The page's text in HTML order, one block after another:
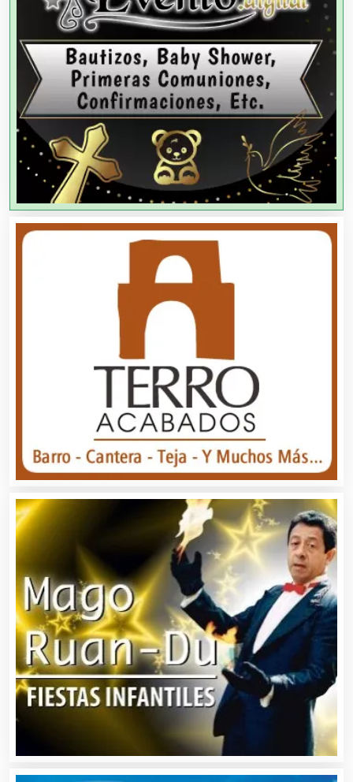
Agencias de Modelos
Agencias de Publicidad
Agencias de Viajes
Agricultores
Agricultura y Ganadería
Agua Purificada
Aire Acondicionado
Alarmas
Albercas
Alimentos
Almacenaje
Alquiler de Autos
Alquiler de Equipos para Fiestas